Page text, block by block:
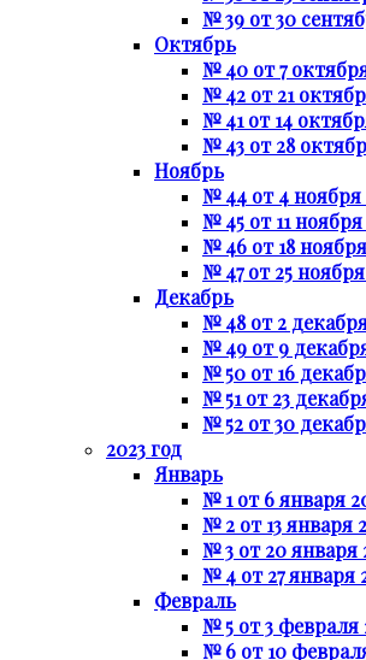
№ 39 от 30
Октябрь
№ 40 от 7
№ 42 от 21
№ 41 от 14
№ 43 от 28
Ноябрь
№ 44 от 4 ноября
№ 45 от 11 ноября
№ 46 от 18
№ 47 от 25
Декабрь
№ 48 от 2
№ 49 от 9
№ 50 от 16
№ 51 от 23
№ 52 от 30
2023 год
Январь
№ 1 от 6 января
№ 2 от 13 января
№ 3 от 20 января
№ 4 от 27 января
Февраль
№ 5 от 3 февраля
№ 6 от 10